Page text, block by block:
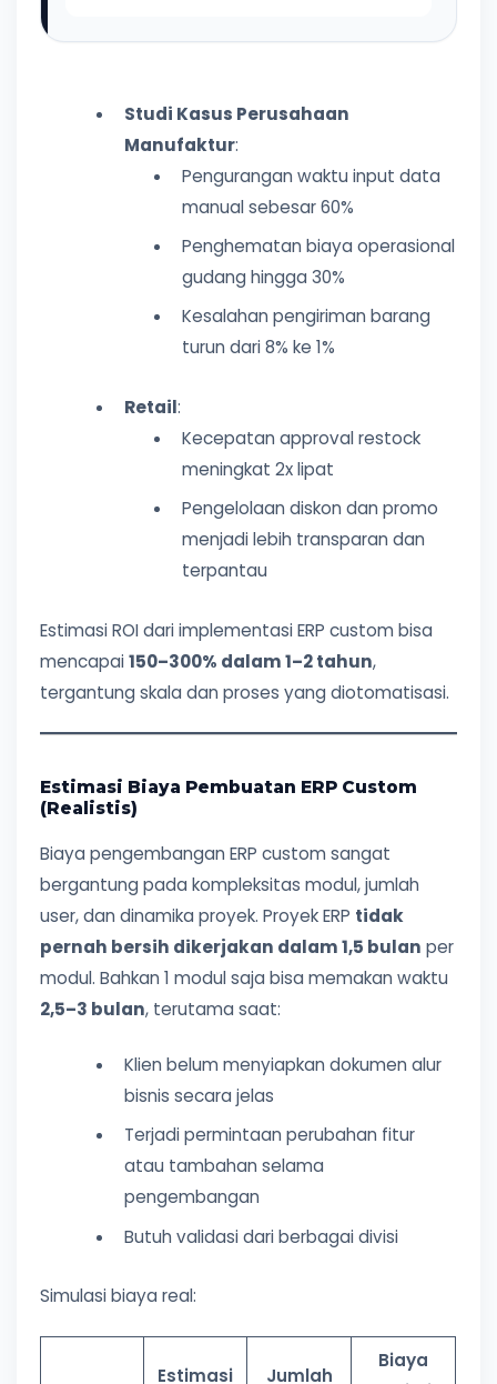
Studi Kasus Perusahaan
Manufaktur:
Pengurangan waktu input data
manual sebesar 60%
Penghematan biaya operasional
gudang hingga 30%
Kesalahan pengiriman barang
turun dari 8% ke 1%
Retail:
Kecepatan approval restock
meningkat 2x lipat
Pengelolaan diskon dan promo
menjadi lebih transparan dan
terpantau
Estimasi ROI dari implementasi ERP custom bisa
mencapai150–300% dalam 1–2 tahun,
tergantung skala dan proses yang diotomatisasi.
Estimasi Biaya Pembuatan ERP Custom
(Realistis)
Biaya pengembangan ERP custom sangat
bergantung pada kompleksitas modul, jumlah
user, dan dinamika proyek. Proyek ERP tidak
pernah bersih dikerjakan dalam 1,5 bulan per
modul. Bahkan 1 modul saja bisa memakan waktu
2,5–3 bulan, terutama saat:
Klien belum menyiapkan dokumen alur
bisnis secara jelas
Terjadi permintaan perubahan fitur
atau tambahan selama
pengembangan
Butuh validasi dari berbagai divisi
Simulasi biaya real:
Estimasi Jumlah
Biaya